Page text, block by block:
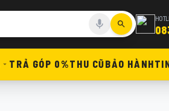
TRẢ GÓP 0%THU CŨBẢO HÀNH